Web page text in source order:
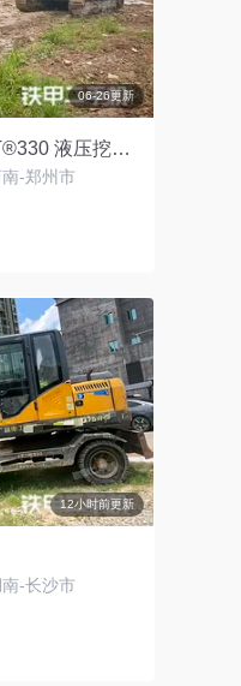
06-26更新
卡特彼勒新一代CAT®330 液压挖掘机
-郑州市
12小时前更新
-长沙市